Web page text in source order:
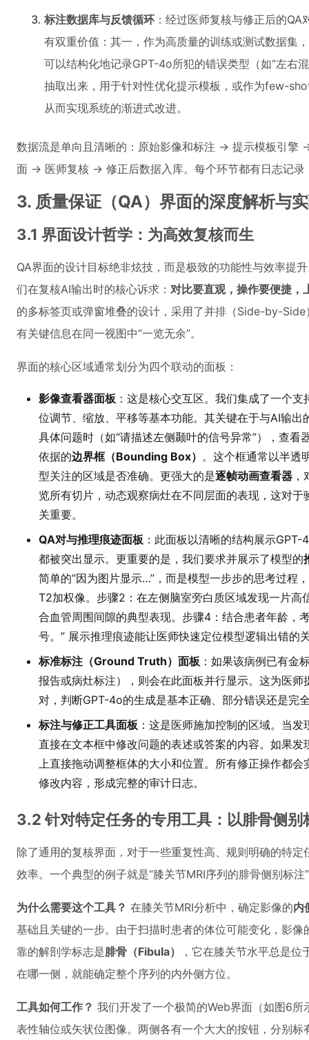
标注数据库与反馈循环 ：经过医师复核与修正后的
有双重价值：其一，作为高质量的训练或测试数据集
可以结构化地记录GPT-4o所犯的错误类型（如“左右
抽取出来，用于针对性优化提示模板，或作为few-
从而实现系统的渐进式改进。
数据流是单向且清晰的：原始影像和标注 -> 提示模板引擎
面 -> 医师复核 -> 修正后数据入库。每个环节都有日志记
3. 质量保证（QA）界面的深度解析与
3.1 界面设计哲学：为高效复核而生
QA界面的设计目标绝非炫技，而是极致的功能性与效率提
们在复核AI输出时的核心诉求： 对比要直观，操作要便捷，
的多标签页或弹窗堆叠的设计，采用了并排（Side-by-
有关键信息在同一视图中“一览无余”。
界面的核心区域通常划分为四个联动的面板：
影像查看器面板 ：这是核心交互区。我们集成了一个
位调节、缩放、平移等基本功能。其关键在于与AI输
具体问题时（如“请描述左侧颞叶的信号异常”），查
依据的边界框（Bounding Box） 。这个框通常以半透
型关注的区域是否准确。更强大的是逐帧动画查看器
览所有切片，动态观察病灶在不同层面的表现，这对于
关重要。
QA对与推理痕迹面板 ：此面板以清晰的结构展示
都被突出显示。更重要的是，我们要求并展示了模型的
简单的“因为图片显示…”，而是模型一步步的思考过程
T2加权像。步骤2：在左侧脑室旁白质区域发现一片
合血管周围间隙的典型表现。步骤4：结合患者年龄，
号。” 展示推理痕迹能让医师快速定位模型逻辑出错的
标准标注（Ground Truth）面板 ：如果该病例已有金
报告或病灶标注），则会在此面板并行显示。这为医
对，判断GPT-4o的生成是基本正确、部分错误还是完
标注与修正工具面板 ：这是医师施加控制的区域。当
直接在文本框中修改问题的表述或答案的内容。如果
上直接拖动调整框体的大小和位置。所有修正操作都
修改内容，形成完整的审计日志。
3.2 针对特定任务的专用工具：以腓骨侧别
除了通用的复核界面，对于一些重复性高、规则明确的特
效率。一个典型的例子就是“膝关节MRI序列的腓骨侧别标注
为什么需要这个工具？ 在膝关节MRI分析中，确定影像的内
基础且关键的一步。由于扫描时患者的体位可能变化，影
靠的解剖学标志是腓骨（Fibula）
，它在膝关节水平总是
在哪一侧，就能确定整个序列的内外侧方位。
工具如何工作？ 我们开发了一个极简的Web界面（如图6
表性轴位或矢状位图像。两侧各有一个大大的按钮，分别标